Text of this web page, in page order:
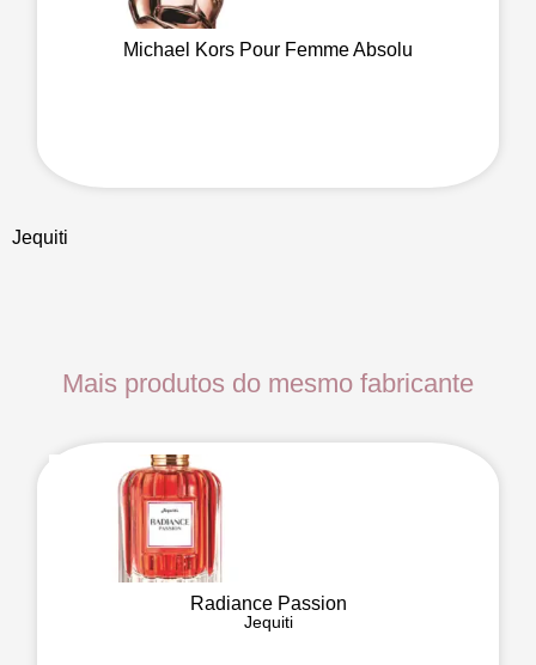
Michael Kors Pour Femme Absolu
Jequiti
Mais produtos do mesmo fabricante
Radiance Passion
Jequiti